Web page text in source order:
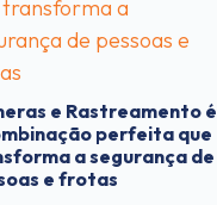
e Rastreamento é
perfeita que
a segurança de
e frotas